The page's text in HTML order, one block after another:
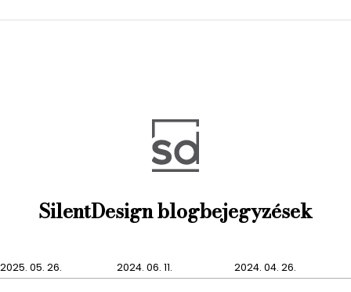
SilentDesign blogbejegyzések
2025. 05. 26. 2024. 06. 11. 2024. 04. 26.